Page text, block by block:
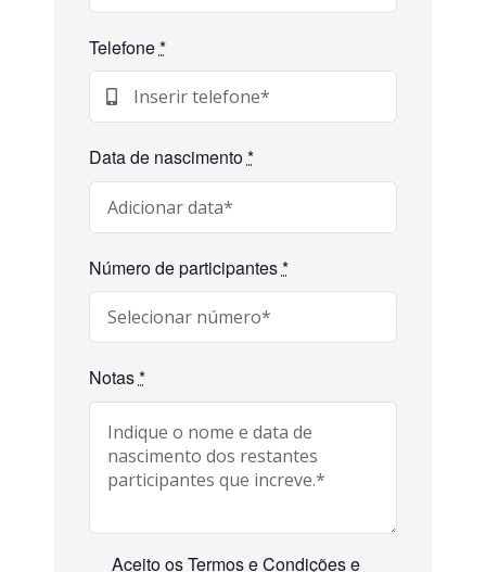
Telefone*
Data de nascimento*
Número de participantes*
Notas*
Aceito os Termos e Condições e